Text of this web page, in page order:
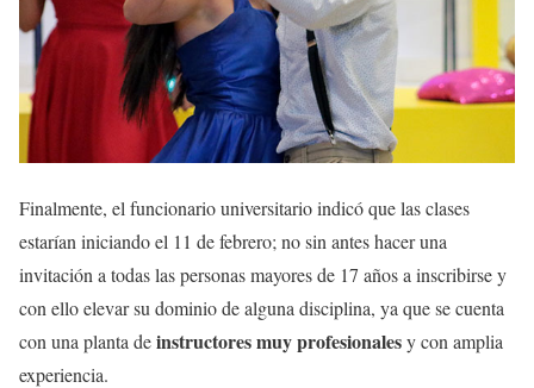
Finalmente, el funcionario universitario indicó que las clases
estarían iniciando el 11 de febrero; no sin antes hacer una
invitación a todas las personas mayores de 17 años a inscribirse y
con ello elevar su dominio de alguna disciplina, ya que se cuenta
con una planta deinstructores muy profesionalesy con amplia
experiencia.